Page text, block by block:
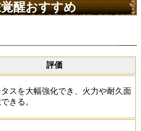
醒おすすめ
評価
タスを大幅強化でき、火力や耐久面
きる。